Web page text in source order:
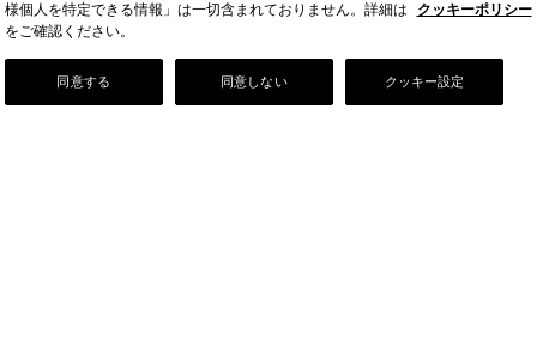
Our Story
様個人を特定できる情報」は一切含まれておりません。詳細は
クッキーポリシー
をご確認ください。
クッキー設定
同意しない
同意する